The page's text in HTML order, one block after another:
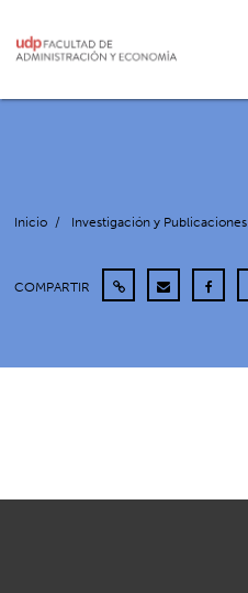
Inicio / Investigación y Publicaciones
COMPARTIR